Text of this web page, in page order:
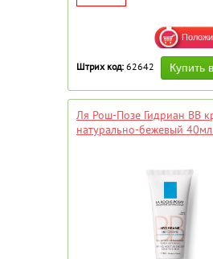
Штрих код: 62642
Ля Рош-Позе Гидриан ВВ
натурально-бежевый